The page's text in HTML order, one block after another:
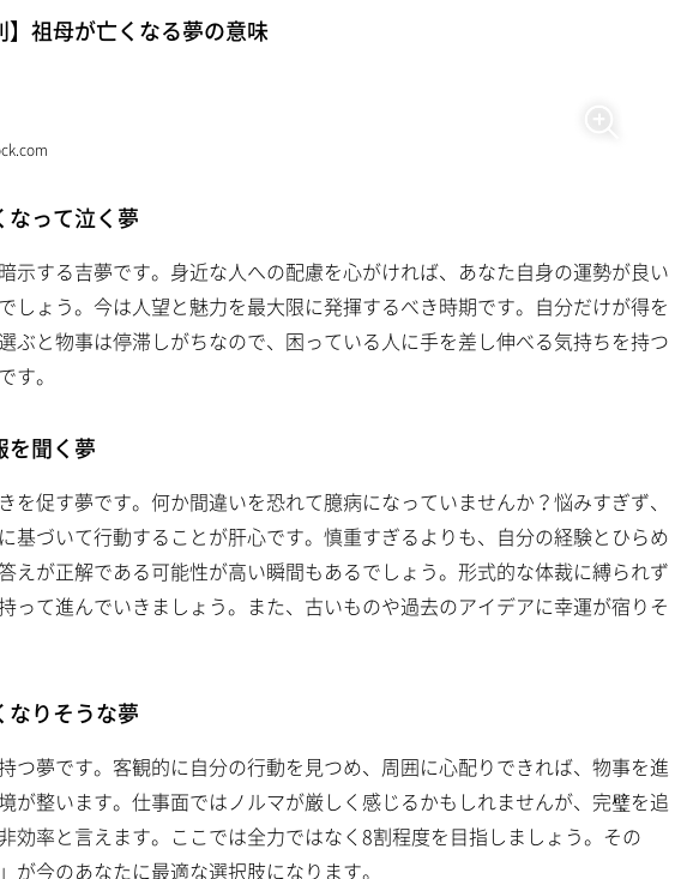
】祖母が亡くなる夢の意味
なって泣く夢
示する吉夢です。身近な人への配慮を心がければ、あなた自身の運勢が良い
しょう。今は人望と魅力を最大限に発揮するべき時期です。自分だけが得を
ぶと物事は停滞しがちなので、困っている人に手を差し伸べる気持ちを持つ
す。
を聞く夢
を促す夢です。何か間違いを恐れて臆病になっていませんか？悩みすぎず、
基づいて行動することが肝心です。慎重すぎるよりも、自分の経験とひらめ
えが正解である可能性が高い瞬間もあるでしょう。形式的な体裁に縛られず
って進んでいきましょう。また、古いものや過去のアイデアに幸運が宿りそ
なりそうな夢
つ夢です。客観的に自分の行動を見つめ、周囲に心配りできれば、物事を進
が整います。仕事面ではノルマが厳しく感じるかもしれませんが、完璧を追
効率と言えます。ここでは全力ではなく8割程度を目指しましょう。その
が今のあなたに最適な選択肢になります。